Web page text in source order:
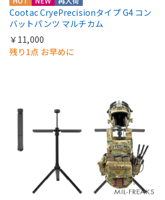
Cootac CryePrecisionタイプ G4 コン
バットパンツ マルチカム
￥11,000
残り1点 お早めに